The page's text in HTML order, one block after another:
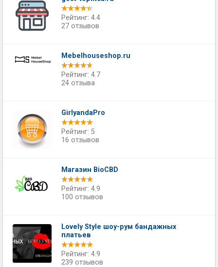
Рейтинг: 4.4
27 отзывов
Mebelhouseshop.ru
Рейтинг: 4.7
24 отзыва
GirlyandaPro
Рейтинг: 5
16 отзывов
Магазин BioCBD
Рейтинг: 4.9
100 отзывов
Lovely Style шоу-рум бандажных
платьев
Рейтинг: 4.9
239 отзывов